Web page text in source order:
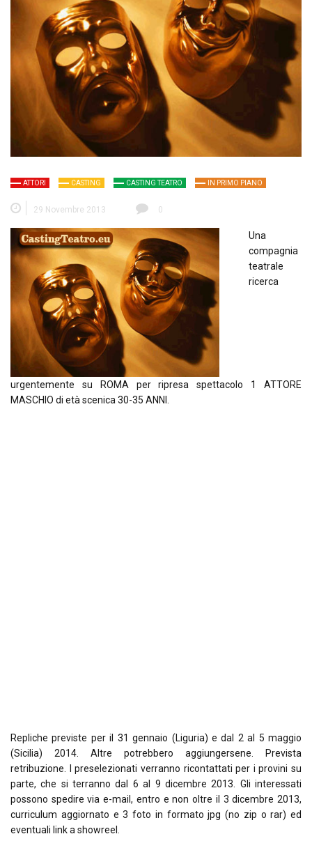
ATTORI CASTING CASTING TEATRO IN PRIMO PIANO
29 Novembre 2013 0
Una
compagnia
teatrale
ricerca
urgentemente su ROMA per ripresa spettacolo 1 ATTORE
MASCHIO di età scenica 30-35 ANNI.
Repliche previste per il 31 gennaio (Liguria) e dal 2 al 5 maggio
(Sicilia) 2014. Altre potrebbero aggiungersene. Prevista
retribuzione. I preselezionati verranno ricontattati per i provini su
parte, che si terranno dal 6 al 9 dicembre 2013. Gli interessati
possono spedire via e-mail, entro e non oltre il 3 dicembre 2013,
curriculum aggiornato e 3 foto in formato jpg (no zip o rar) ed
eventuali link a showreel.